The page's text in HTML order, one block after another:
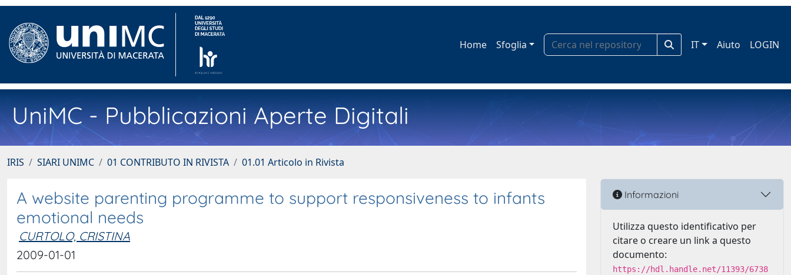
Home Sfoglia IT Aiuto LOGIN
UniMC - Pubblicazioni Aperte Digitali
IRIS SIARI UNIMC 01 CONTRIBUTO IN RIVISTA 01.01 Articolo in Rivista
A website parenting programme to support responsiveness to infants
emotional needs
CURTOLO, CRISTINA
2009-01-01
Informazioni
Utilizza questo identificativo per
citare o creare un link a questo
documento:
https://hdl.handle.net/11393/6738